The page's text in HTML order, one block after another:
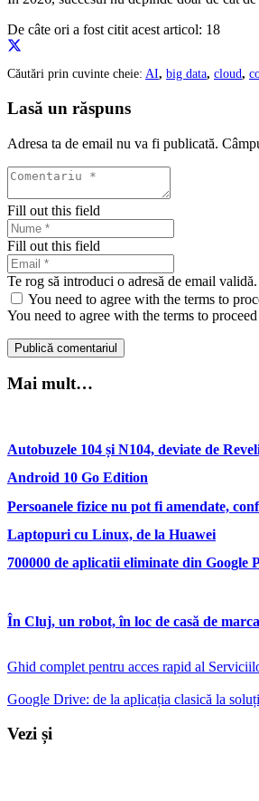
De câte ori a fost citit acest articol: 18
Căutări prin cuvinte cheie: AI, big data, cloud,
Lasă un răspuns
Adresa ta de email nu va fi publicată.
Fill out this field
Fill out this field
Te rog să introduci o adresă de email validă.
You need to agree with the terms to
You need to agree with the terms to proceed
Publică comentariul
Mai mult…
Autobuzele 104 și N104, deviate de
Android 10 Go Edition
Persoanele fizice nu pot fi amendate,
Laptopuri cu Linux, de la Huawei
700000 de aplicatii eliminate din Google
În Cluj, un robot, în loc de casă de
Ghid complet pentru acces rapid al
Google Drive: de la aplicația clasică la
Vezi și